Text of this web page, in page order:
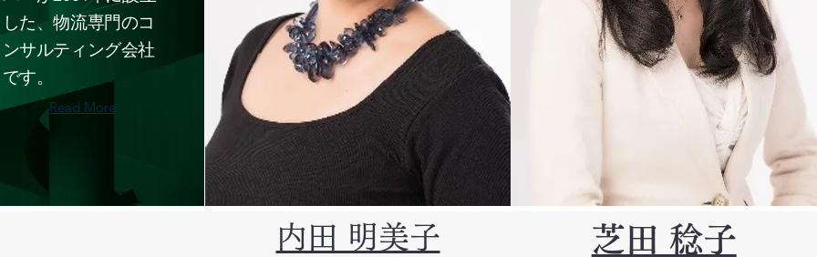
した、物流専門のコ
ンサルティング会社
です。
Read More
内田 明美子 芝田 稔子